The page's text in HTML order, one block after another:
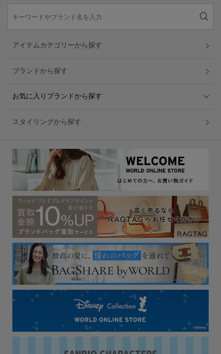
アイテムカテゴリーから探す
ブランドから探す
お気に入りブランドから探す
スタイリングから探す